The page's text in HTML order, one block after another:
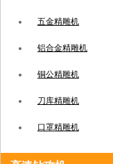
五金精雕机
铝合金精雕机
铜公精雕机
刀库精雕机
口罩精雕机